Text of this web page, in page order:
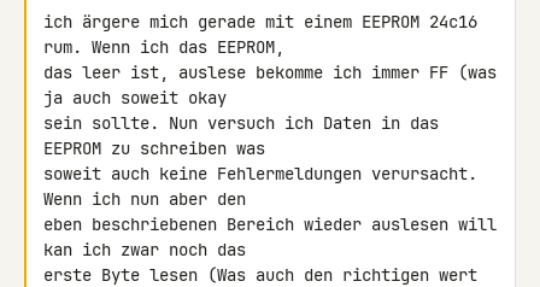
ich ärgere mich gerade mit einem EEPROM 24c16
rum. Wenn ich das EEPROM,
das leer ist, auslese bekomme ich immer FF (was
ja auch soweit okay
sein sollte. Nun versuch ich Daten in das
EEPROM zu schreiben was
soweit auch keine Fehlermeldungen verursacht.
Wenn ich nun aber den
eben beschriebenen Bereich wieder auslesen will
kan ich zwar noch das
erste Byte lesen (Was auch den richtigen wert